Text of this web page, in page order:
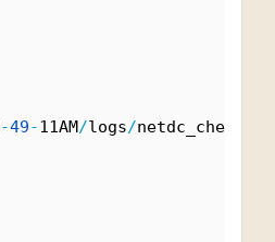
-49-11AM/logs/